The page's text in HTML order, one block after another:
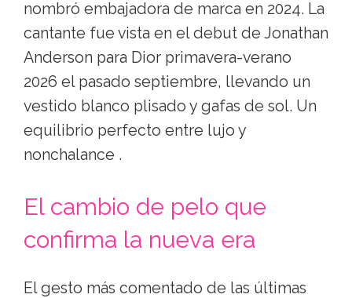
nombró embajadora de marca en 2024. La
cantante fue vista en el debut de Jonathan
Anderson para Dior primavera-verano
2026 el pasado septiembre, llevando un
vestido blanco plisado y gafas de sol. Un
equilibrio perfecto entre lujo y
nonchalance .
El cambio de pelo que
confirma la nueva era
El gesto más comentado de las últimas